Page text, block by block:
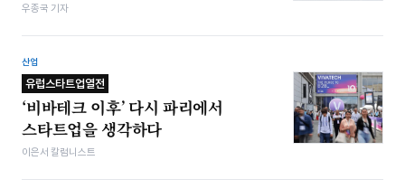
우종국 기자
산업
유럽스타트업열전
‘비바테크 이후’ 다시 파리에서
스타트업을 생각하다
이은서 칼럼니스트